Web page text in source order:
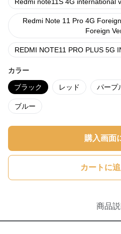
Redmi Note 11 Pro 4G
Foreign
REDMI NOTE11 PRO PLUS 5G
カラー
ブラック レッド パープ
ブルー
購入画面
カートに
商品